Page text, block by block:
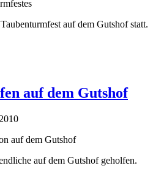
auf dem Gutshof statt.
auf dem Gutshof
auf dem Gutshof
auf dem Gutshof geholfen.